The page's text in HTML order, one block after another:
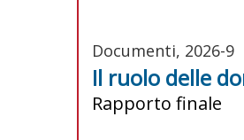
Documenti, 2026-9
Il ruolo delle
Rapporto finale